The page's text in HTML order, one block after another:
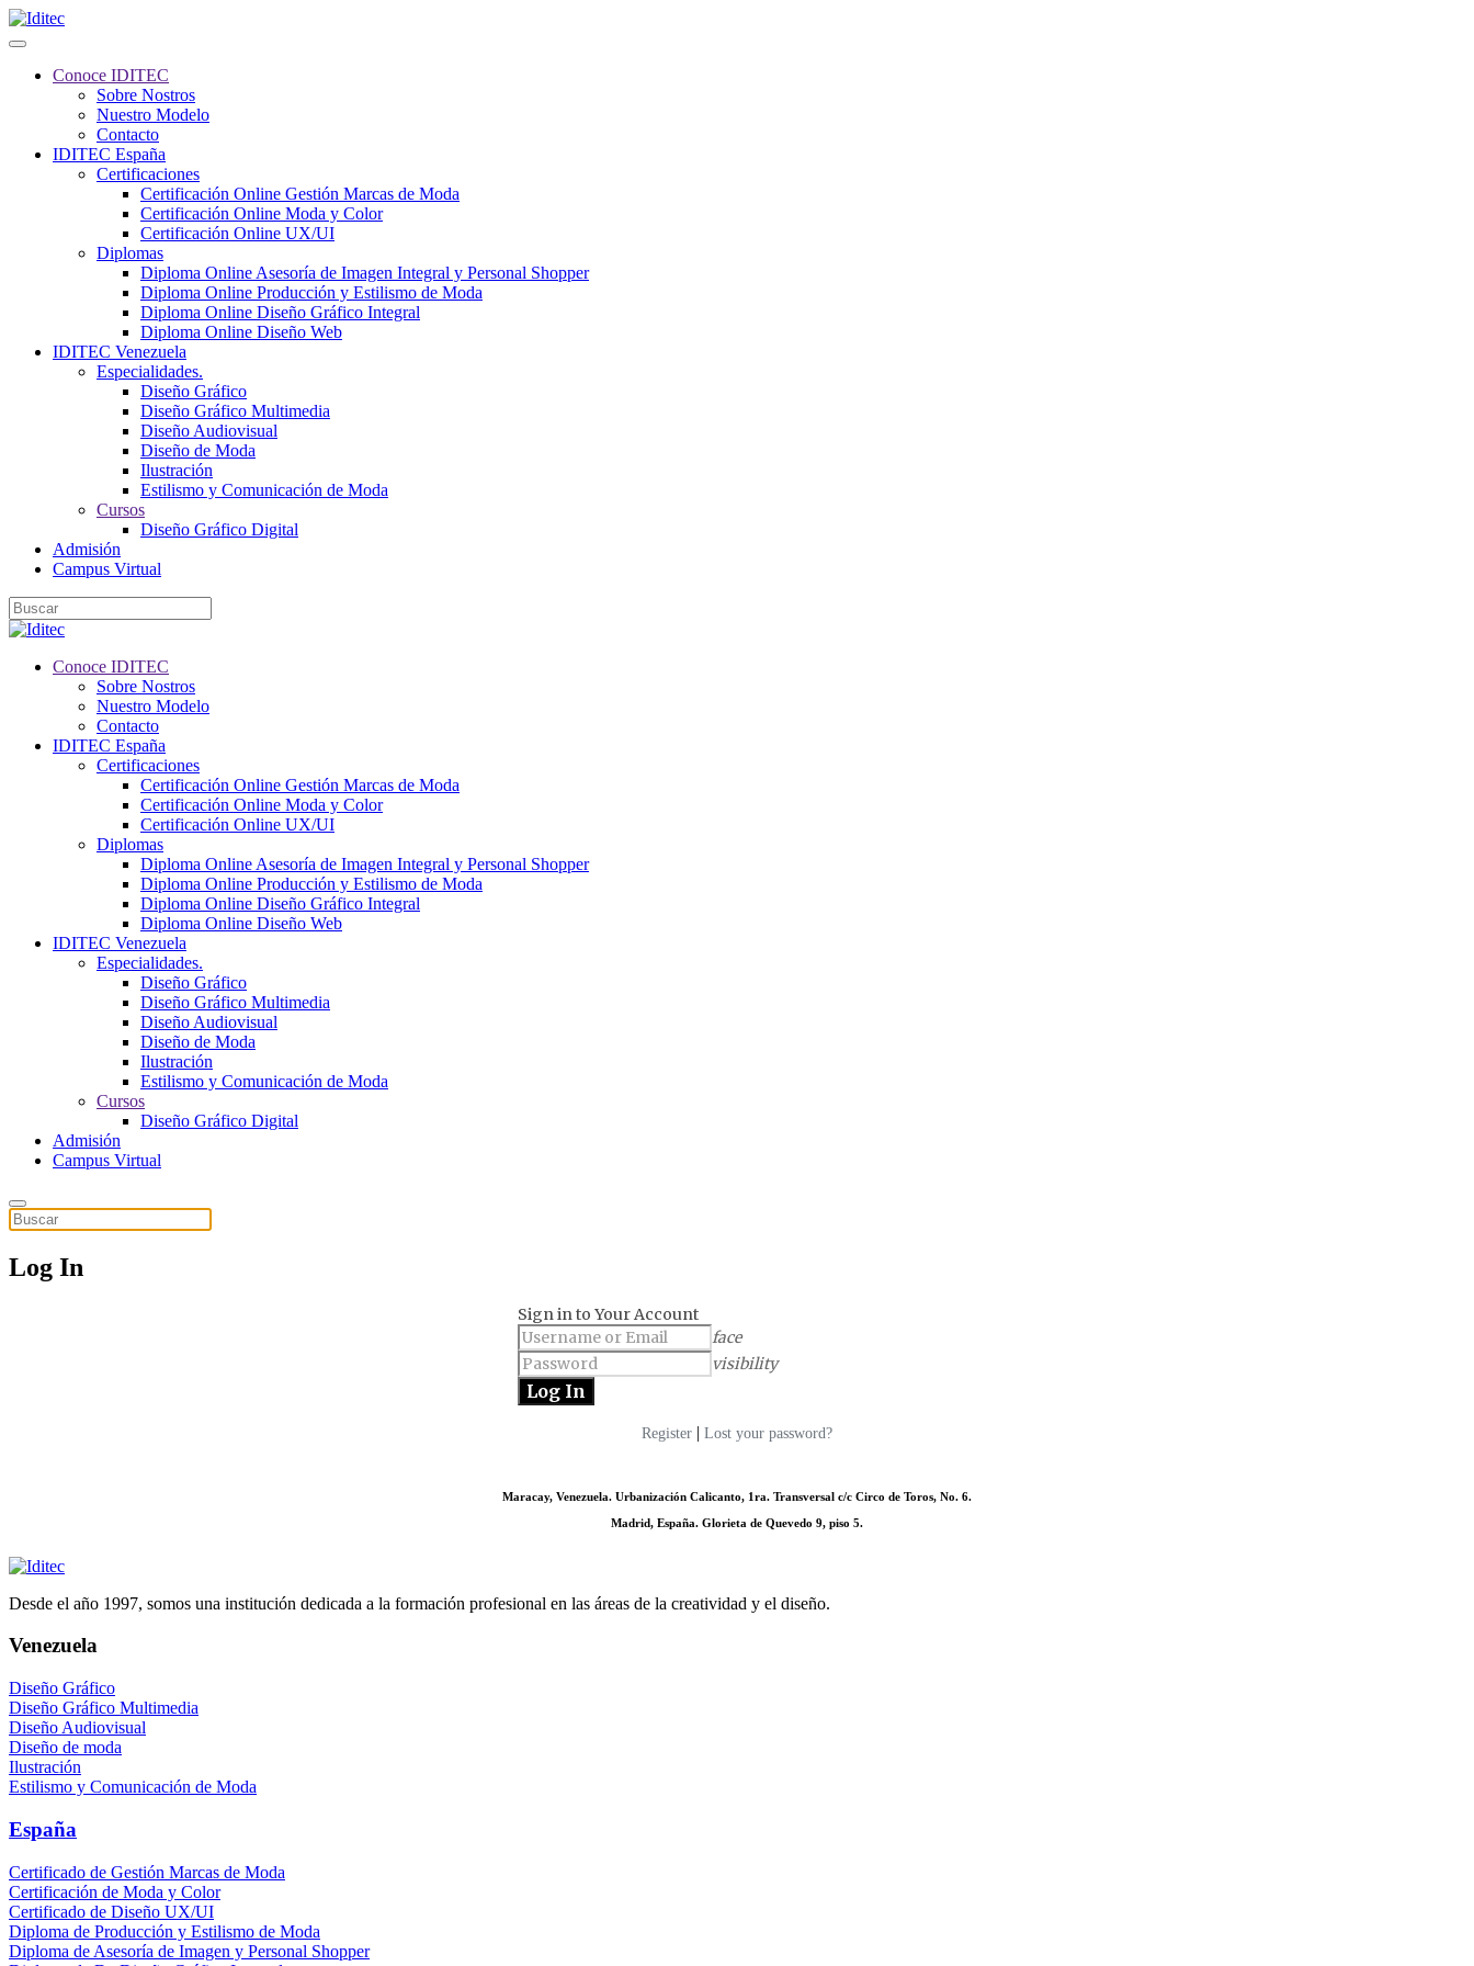
Conoce IDITEC
Sobre Nostros
Nuestro Modelo
Contacto
IDITEC España
Certificaciones
Certificación Online Gestión Marcas de Moda
Certificación Online Moda y Color
Certificación Online UX/UI
Diplomas
Diploma Online Asesoría de Imagen Integral y Personal Shopper
Diploma Online Producción y Estilismo de Moda
Diploma Online Diseño Gráfico Integral
Diploma Online Diseño Web
IDITEC Venezuela
Especialidades.
Diseño Gráfico
Diseño Gráfico Multimedia
Diseño Audiovisual
Diseño de Moda
Ilustración
Estilismo y Comunicación de Moda
Cursos
Diseño Gráfico Digital
Admisión
Campus Virtual
Conoce IDITEC
Sobre Nostros
Nuestro Modelo
Contacto
IDITEC España
Certificaciones
Certificación Online Gestión Marcas de Moda
Certificación Online Moda y Color
Certificación Online UX/UI
Diplomas
Diploma Online Asesoría de Imagen Integral y Personal Shopper
Diploma Online Producción y Estilismo de Moda
Diploma Online Diseño Gráfico Integral
Diploma Online Diseño Web
IDITEC Venezuela
Especialidades.
Diseño Gráfico
Diseño Gráfico Multimedia
Diseño Audiovisual
Diseño de Moda
Ilustración
Estilismo y Comunicación de Moda
Cursos
Diseño Gráfico Digital
Admisión
Campus Virtual
Log In
Sign in to Your Account
face
visibility
Register | Lost your password?
Maracay, Venezuela. Urbanización Calicanto, 1ra. Transversal c/c Circo de Toros, No. 6.
Madrid, España. Glorieta de Quevedo 9, piso 5.
Desde el año 1997, somos una institución dedicada a la formación profesional en las áreas de la creatividad y el diseño.
Venezuela
Diseño Gráfico
Diseño Gráfico Multimedia
Diseño Audiovisual
Diseño de moda
Ilustración
Estilismo y Comunicación de Moda
España
Certificado de Gestión Marcas de Moda
Certificación de Moda y Color
Certificado de Diseño UX/UI
Diploma de Producción y Estilismo de Moda
Diploma de Asesoría de Imagen y Personal Shopper